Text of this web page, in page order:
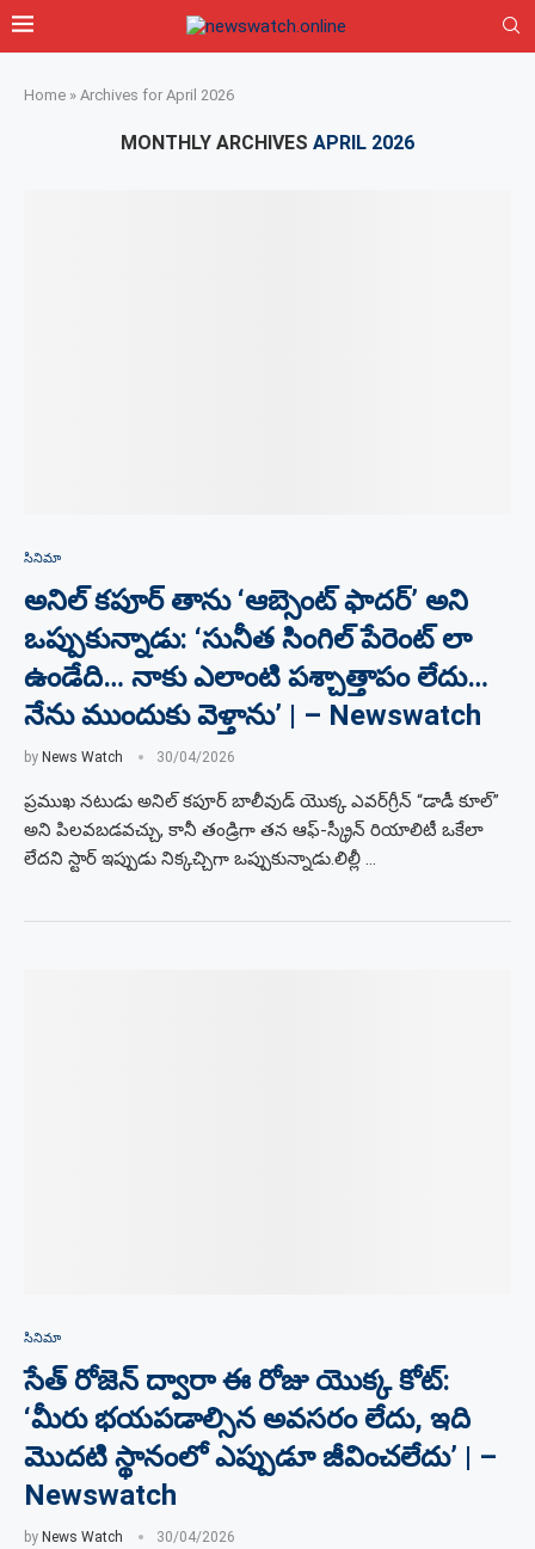
Home » Archives for April 2026
MONTHLY ARCHIVES APRIL 2026
సినిమా
అనిల్ కపూర్ తాను ‘ఆబ్సెంట్ ఫాదర్’ అని
ఒప్పుకున్నాడు: ‘సునీత సింగిల్ పేరెంట్ లా
ఉండేది… నాకు ఎలాంటి పశ్చాత్తాపం లేదు…
నేను ముందుకు వెళ్తాను’ | – Newswatch
by News Watch 30/04/2026
ప్రముఖ నటుడు అనిల్ కపూర్ బాలీవుడ్ యొక్క ఎవర్‌గ్రీన్ “డాడీ కూల్”
అని పిలవబడవచ్చు, కానీ తండ్రిగా తన ఆఫ్-స్క్రీన్ రియాలిటీ ఒకేలా
లేదని స్టార్ ఇప్పుడు నిక్కచ్చిగా ఒప్పుకున్నాడు.లిల్లీ …
సినిమా
సేత్ రోజెన్ ద్వారా ఈ రోజు యొక్క కోట్:
‘మీరు భయపడాల్సిన అవసరం లేదు, ఇది
మొదటి స్థానంలో ఎప్పుడూ జీవించలేదు’ | –
Newswatch
by News Watch 30/04/2026